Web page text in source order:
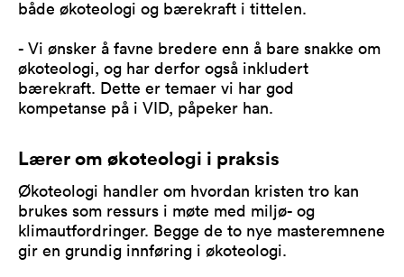
både økoteologi og bærekraft i tittelen.
- Vi ønsker å favne bredere enn å bare snakke om
økoteologi, og har derfor også inkludert
bærekraft. Dette er temaer vi har god
kompetanse på i VID, påpeker han.
Lærer om økoteologi i praksis
Økoteologi handler om hvordan kristen tro kan
brukes som ressurs i møte med miljø- og
klimautfordringer. Begge de to nye masteremnene
gir en grundig innføring i økoteologi.